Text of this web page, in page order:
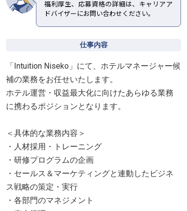
福利厚生、応募資格の詳細は、キャリアア
ドバイザーにお問い合わせください。
仕事内容
「Intuition Niseko」にて、ホテルマネージャー候
補の業務をお任せいたします。
ホテル運営・収益最大化に向けたあらゆる業務
に携わるポジションとなります。
＜具体的な業務内容＞
・人材採用・トレーニング
・研修プログラムの企画
・セールス＆マーケティングと連動したビジネ
ス戦略の策定・実行
・各部門のマネジメント